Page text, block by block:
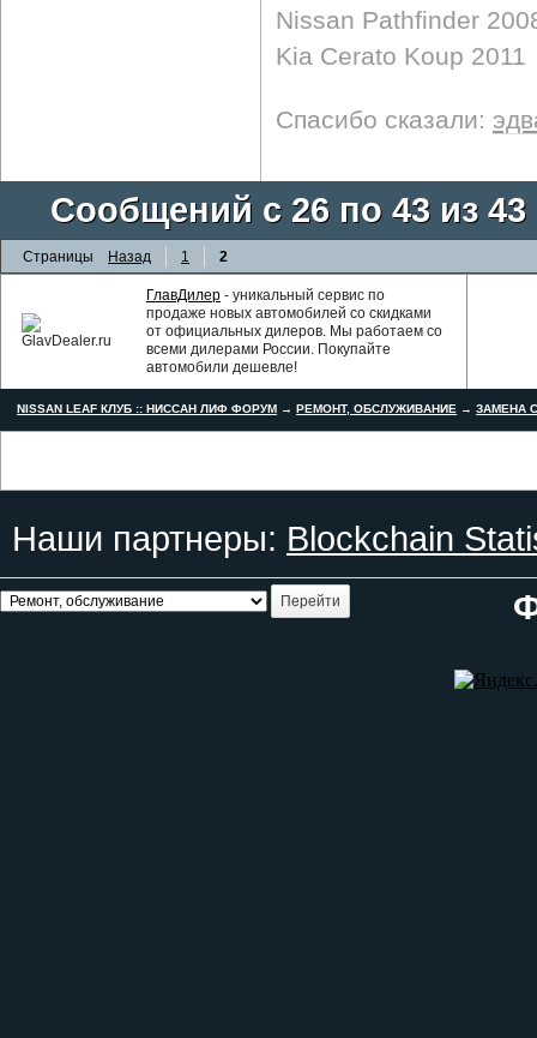
Nissan Pathfinder
Kia Cerato Koup 2011
Спасибо сказали:
Сообщений с 26 по 43 из 43
Страницы Назад 1 2
ГлавДилер - уникальный сервис по
продаже новых автомобилей со скидками
от официальных дилеров. Мы работаем со
всеми дилерами России. Покупайте
автомобили дешевле!
NISSAN LEAF КЛУБ :: НИССАН ЛИФ ФОРУМ →РЕМОНТ, ОБСЛУЖИВАНИЕ →ЗАМЕНА
Наши партнеры: Blockchain